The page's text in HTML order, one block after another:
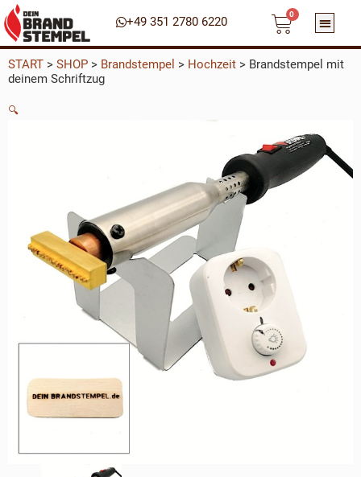
Zum
Inhalt
springen
+49 351 2780 6220
0
START > SHOP > Brandstempel > Hochzeit > Brandstempel mit
deinem Schriftzug
🔍